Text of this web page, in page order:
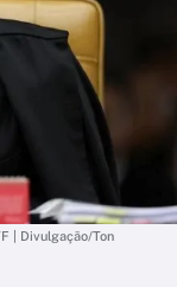
| Divulgação/Ton